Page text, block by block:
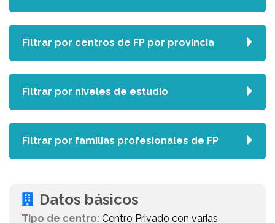
Datos básicos
Tipo de centro: Centro Privado con varias
Filtrar por centros de FP por provincia
Filtrar por niveles de estudio
Filtrar por familias profesionales de FP